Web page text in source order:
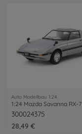
Auto Modellbau 1:24
1:24 Mazda Savanna RX-7
300024375
28,49 €